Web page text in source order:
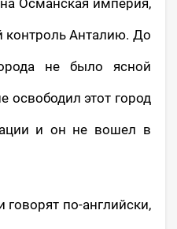
контроль Анталию. До
не было ясной
освободил этот город
и он не вошел в
по-английски,